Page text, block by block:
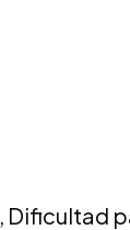
, Dificultad